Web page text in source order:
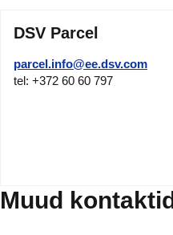
DSV Parcel
parcel.info@ee.dsv.com
tel: +372 60 60 797
Muud kontaktid